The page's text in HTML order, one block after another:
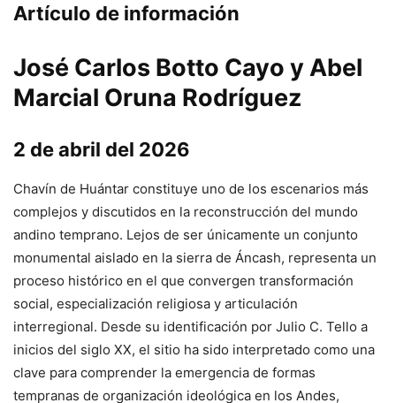
Artículo de información
José Carlos Botto Cayo y Abel
Marcial Oruna Rodríguez
2 de abril del 2026
Chavín de Huántar constituye uno de los escenarios más
complejos y discutidos en la reconstrucción del mundo
andino temprano. Lejos de ser únicamente un conjunto
monumental aislado en la sierra de Áncash, representa un
proceso histórico en el que convergen transformación
social, especialización religiosa y articulación
interregional. Desde su identificación por Julio C. Tello a
inicios del siglo XX, el sitio ha sido interpretado como una
clave para comprender la emergencia de formas
tempranas de organización ideológica en los Andes,